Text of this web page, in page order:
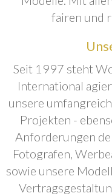
fairen und
Seit 1997 steht
International
unsere
Projekten -
Anforderungen
Fotografen,
sowie unsere